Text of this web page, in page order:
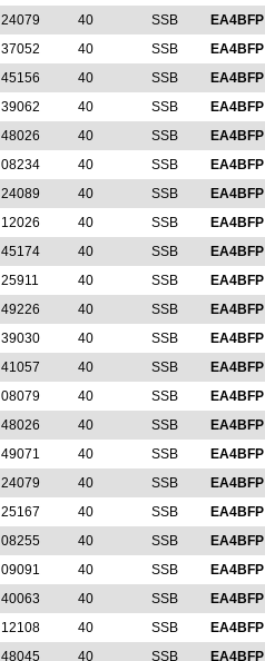
24079 40 SSB EA4BFP
37052 40 SSB EA4BFP
45156 40 SSB EA4BFP
39062 40 SSB EA4BFP
48026 40 SSB EA4BFP
08234 40 SSB EA4BFP
24089 40 SSB EA4BFP
12026 40 SSB EA4BFP
45174 40 SSB EA4BFP
25911 40 SSB EA4BFP
49226 40 SSB EA4BFP
39030 40 SSB EA4BFP
41057 40 SSB EA4BFP
08079 40 SSB EA4BFP
48026 40 SSB EA4BFP
49071 40 SSB EA4BFP
24079 40 SSB EA4BFP
25167 40 SSB EA4BFP
08255 40 SSB EA4BFP
09091 40 SSB EA4BFP
40063 40 SSB EA4BFP
12108 40 SSB EA4BFP
48045 40 SSB EA4BFP